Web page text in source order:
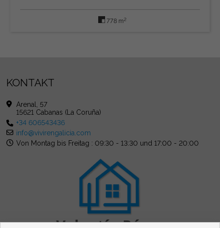
778 m2
KONTAKT
Arenal, 57
15621 Cabanas (La Coruña)
+34 606543436
info@vivirengalicia.com
Von Montag bis Freitag : 09:30 - 13:30 und 17:00 - 20:00